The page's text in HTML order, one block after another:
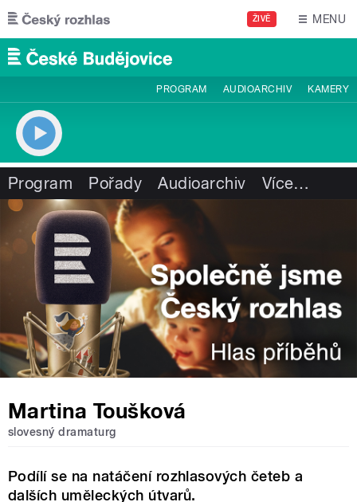
Přejít k hlavnímu obsahu
ŽIVĚ MENU
PROGRAM AUDIOARCHIV KAMERY
Program Pořady Audioarchiv Více…
Martina Toušková
slovesný dramaturg
Podílí se na natáčení rozhlasových četeb a
dalších uměleckých útvarů.